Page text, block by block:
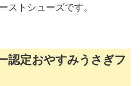
ストシューズです。
認定おやすみうさぎフ